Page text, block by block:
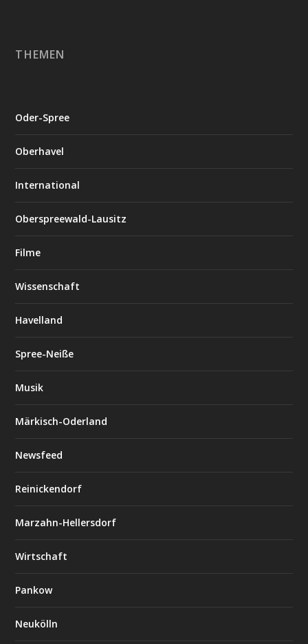
THEMEN
Oder-Spree
Oberhavel
International
Oberspreewald-Lausitz
Filme
Wissenschaft
Havelland
Spree-Neiße
Musik
Märkisch-Oderland
Newsfeed
Reinickendorf
Marzahn-Hellersdorf
Wirtschaft
Pankow
Neukölln